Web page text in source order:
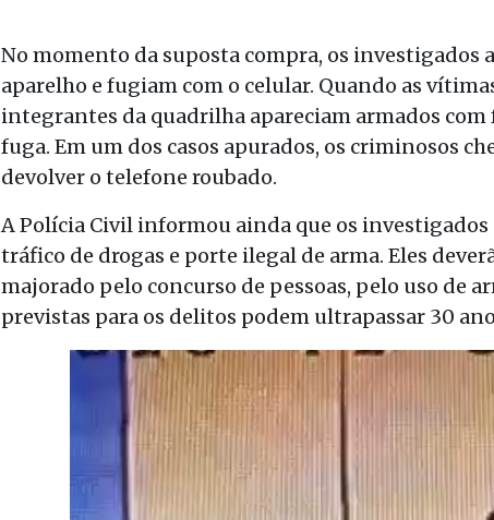
No momento da suposta compra, os investigados
aparelho e fugiam com o celular. Quando as
integrantes da quadrilha apareciam armados com
fuga. Em um dos casos apurados, os criminosos
devolver o telefone roubado.
A Polícia Civil informou ainda que os
tráfico de drogas e porte ilegal de arma. Eles
majorado pelo concurso de pessoas, pelo uso de
previstas para os delitos podem ultrapassar 30
Tocador